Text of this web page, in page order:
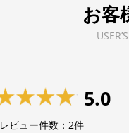
お客
5.0
レビュー件数： 2件